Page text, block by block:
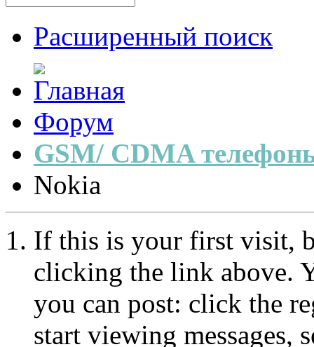
Расширенный поиск
Форум
GSM/ CDMA
Nokia
If this is your first visit,
clicking the link above.
you can post: click the
start viewing messages,